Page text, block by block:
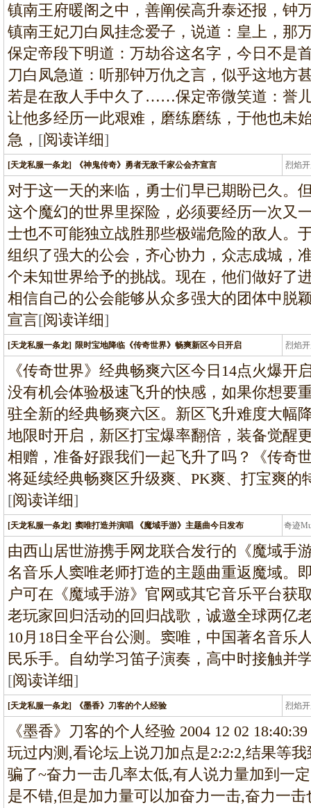
龙
镇南王府暖阁之中，善阐侯高升泰还报，钟
镇南王妃刀白凤挂念爱子，说道：皇上，那
保定帝段下明道：万劫谷这名字，今日不是
刀白凤急道：听那钟万仇之言，似乎这地方
若是在敌人手中久了……保定帝微笑道：誉
让他多经历一此艰难，磨练磨练，于他也未
急， [阅读详细]
[天龙私服一条龙] 《神鬼传奇》勇者无敌千家公会齐宣言 烈焰
龙
对于这一天的来临，勇士们早已期盼已久。
这个魔幻的世界里探险，必须要经历一次又
士也不可能独立战胜那些极端危险的敌人。
组织了强大的公会，齐心协力，众志成城，
个未知世界给予的挑战。现在，他们做好了
相信自己的公会能够从众多强大的团体中脱
宣言[阅读详细]
[天龙私服一条龙] 限时宝地降临《传奇世界》畅爽新区今日开启 烈焰
龙
《传奇世界》经典畅爽六区今日14点火爆开
没有机会体验极速飞升的快感，如果你想要
驻全新的经典畅爽六区。新区飞升难度大幅
地限时开启，新区打宝爆率翻倍，装备觉醒
相赠，准备好跟我们一起飞升了吗？《传奇
将延续经典畅爽区升级爽、PK爽、打宝爽的
[阅读详细]
[天龙私服一条龙] 窦唯打造并演唱 《魔域手游》主题曲今日发布 奇迹
条
由西山居世游携手网龙联合发行的《魔域手
名音乐人窦唯老师打造的主题曲重返魔域。
户可在《魔域手游》官网或其它音乐平台获
老玩家回归活动的回归战歌，诚邀全球两亿
10月18日全平台公测。窦唯，中国著名音乐
民乐手。自幼学习笛子演奏，高中时接触并
[阅读详细]
[天龙私服一条龙] 《墨香》刀客的个人经验 烈焰
龙
《墨香》刀客的个人经验 2004 12 02
玩过内测,看论坛上说刀加点是2:2:2,结果等
骗了~奋力一击几率太低,有人说力量加到一
是不错,但是加力量可以加奋力一击,奋力一